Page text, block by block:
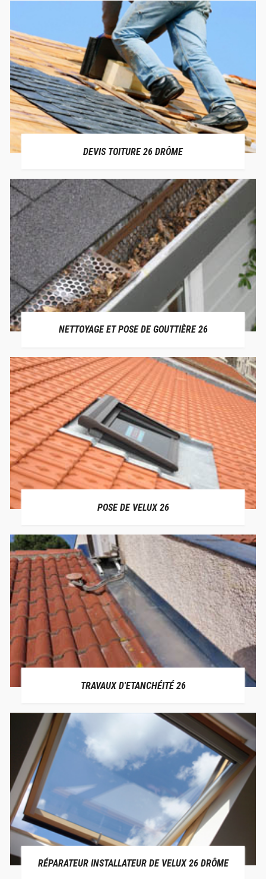
DEVIS TOITURE 26 DRÔME
NETTOYAGE ET POSE DE GOUTTIÈRE 26
POSE DE VELUX 26
TRAVAUX D'ETANCHÉITÉ 26
RÉPARATEUR INSTALLATEUR DE VELUX 26 DRÔME